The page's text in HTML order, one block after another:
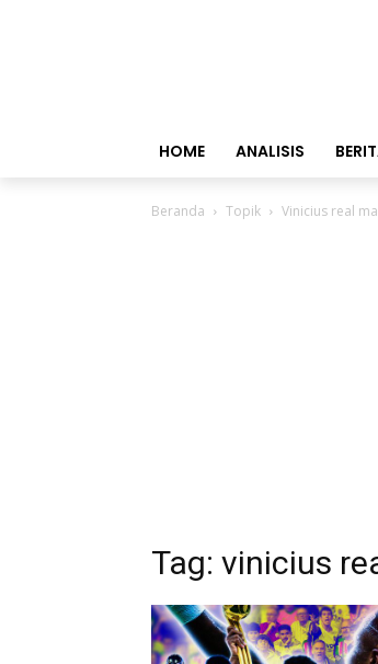
HOME ANALISIS
Beranda Topik Vinicius real
Tag: vinicius